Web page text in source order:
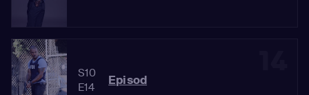
S10
E14
Episod